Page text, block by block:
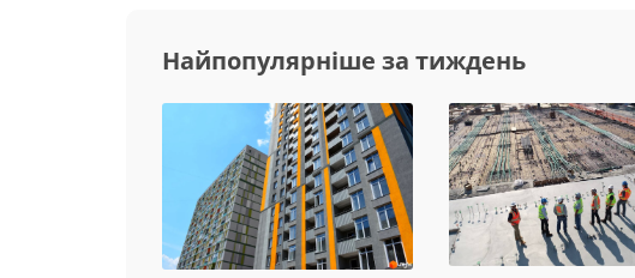
Найпопулярніше за тиждень